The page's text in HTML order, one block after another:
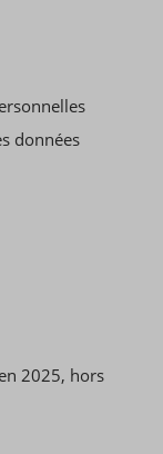
données
2025, hors